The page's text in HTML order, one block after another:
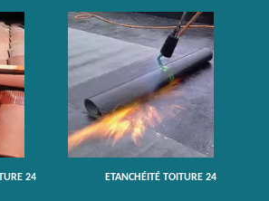
24 ETANCHÉITÉ TOITURE 24